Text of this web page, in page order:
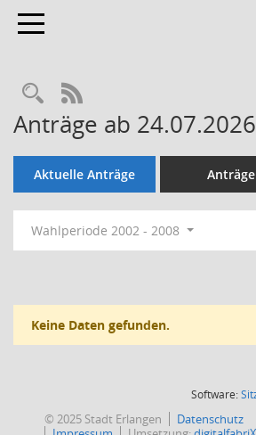
Toggle navigation
Rechercheauswahl
RSS-Feed
Anträge ab 24.07.2026
Aktuelle Anträge Anträge
Wahlperiode 2002 - 2008
Keine Daten gefunden.
Software:
© 2025 Stadt Erlangen
Datenschutz